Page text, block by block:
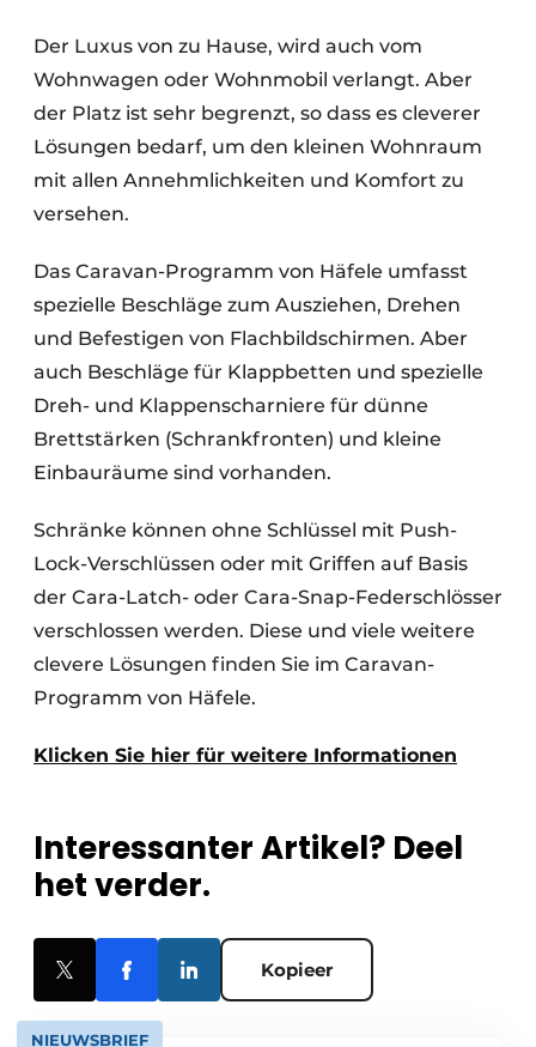
Der Luxus von zu Hause, wird auch vom
Wohnwagen oder Wohnmobil verlangt. Aber
der Platz ist sehr begrenzt, so dass es cleverer
Lösungen bedarf, um den kleinen Wohnraum
mit allen Annehmlichkeiten und Komfort zu
versehen.
Das Caravan-Programm von Häfele umfasst
spezielle Beschläge zum Ausziehen, Drehen
und Befestigen von Flachbildschirmen. Aber
auch Beschläge für Klappbetten und spezielle
Dreh- und Klappenscharniere für dünne
Brettstärken (Schrankfronten) und kleine
Einbauräume sind vorhanden.
Schränke können ohne Schlüssel mit Push-
Lock-Verschlüssen oder mit Griffen auf Basis
der Cara-Latch- oder Cara-Snap-Federschlösser
verschlossen werden. Diese und viele weitere
clevere Lösungen finden Sie im Caravan-
Programm von Häfele.
Klicken Sie hier für weitere Informationen
Interessanter Artikel? Deel
het verder.
Kopieer
NIEUWSBRIEF